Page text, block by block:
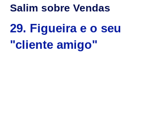
Salim sobre Vendas
29. Figueira e o seu
"cliente amigo"